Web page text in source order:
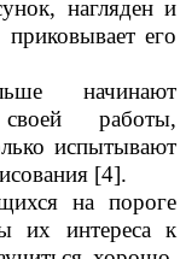
нагляден и
его
начинают
своей работы,
испытывают
[4].
на пороге
их интереса к